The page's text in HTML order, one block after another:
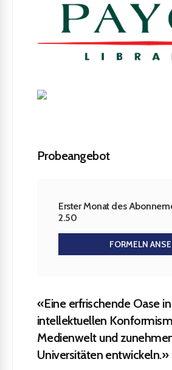
Probeangebot
Erster Monat des
2.50
FORMELN
«Eine erfrischende Oase
intellektuellen
Medienwelt und
Universitäten entwickeln.»